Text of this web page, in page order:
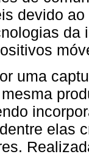
devido
da
uma
elas